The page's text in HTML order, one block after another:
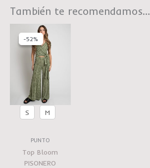
También te recomendamos…
-52%
-52%
S M
PUNTO
Top Bloom
PISONERO
El
precio
original
era:
€114.00.